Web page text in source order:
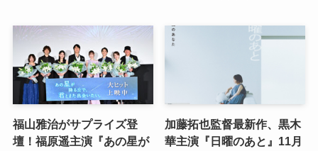
福山雅治がサプライズ登
壇！福原遥主演『あの星が
加藤拓也監督最新作、黒木
華主演『日曜のあと』11月